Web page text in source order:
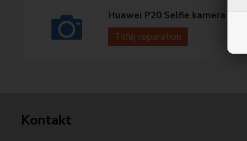
Huawei P20 Selfie kamera
Tilføj reparation
Kontakt